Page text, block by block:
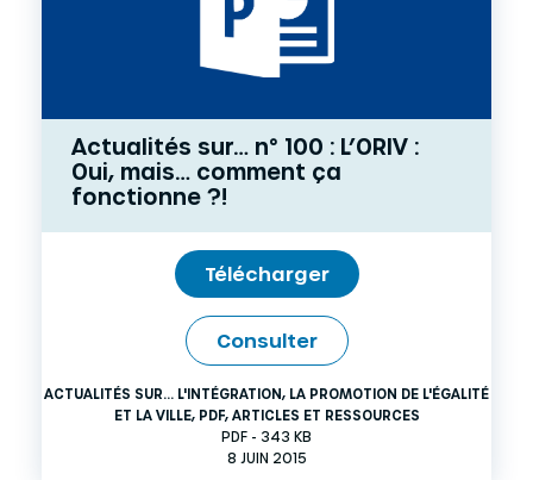
Actualités sur… n° 100 : L’ORIV :
Oui, mais… comment ça
fonctionne ?!
Télécharger
Consulter
ACTUALITÉS SUR... L'INTÉGRATION, LA PROMOTION DE L'ÉGALITÉ
ET LA VILLE, PDF, ARTICLES ET RESSOURCES
PDF - 343 KB
8 JUIN 2015